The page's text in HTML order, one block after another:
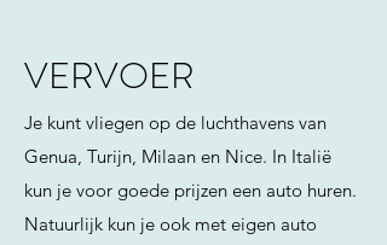
VERVOER
Je kunt vliegen op de luchthavens van
Genua, Turijn, Milaan en Nice. In Italië
kun je voor goede prijzen een auto huren.
Natuurlijk kun je ook met eigen auto